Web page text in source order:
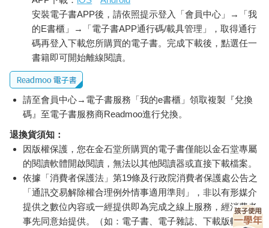
上前往南極最短的航道。但這裡全年海況都相當惡劣，海浪可高
達十層樓高（三十公尺），是個異常艱難的航程。雖然我們兩個
平常不會暈船，但還是去跟旅遊醫生拿了高劑量的暈船藥。
我們的破冰船Ocean Nova是一九九二年丹麥製造的，第一眼看到
它的時候只覺得它這麼小，船應該會晃得很厲害吧？不過體積小
的船才有辦法深入大船無法靠近的地方。接下來十天我們都待在
渡輪上，英文稱之為「極地探險」（Antarctica expedition），跟
享受豪華郵輪的旅遊方式不同，這也表示行程會隨著天氣而改
變，不會完全照預定計畫走。
從報到開始，工作人員迎人的笑臉讓我誤以為來到全世界最歡樂
的迪士尼樂園，接下來有如高級飯店的導覽，有專人帶你到房間
並解釋所有設備。我們的房間有兩張單人床，中間擺了一張書
桌，上面的窗戶可以看到海洋；浴室雖然簡單但現代化，可以讓
人舒適地使用。
安裝電子書APP後，請依照提示登入「會員中心」→「我
的E書櫃」→「電子書APP通行碼/載具管理」，取得通行
碼再登入下載您所購買的電子書。完成下載後，點選任一
書籍即可開始離線閱讀。
請至會員中心→電子書服務「我的e書櫃」領取複製『兌換
碼』至電子書服務商Readmoo進行兌換。
退換貨須知：
因版權保護，您在金石堂所購買的電子書僅能以金石堂專屬
的閱讀軟體開啟閱讀，無法以其他閱讀器或直接下載檔案。
依據「消費者保護法」第19條及行政院消費者保護處公告之
「通訊交易解除權合理例外情事適用準則」，非以有形媒介
提供之數位內容或一經提供即為完成之線上服務，經消費者
事先同意始提供。（如：電子書、電子雜誌、下載版軟體、